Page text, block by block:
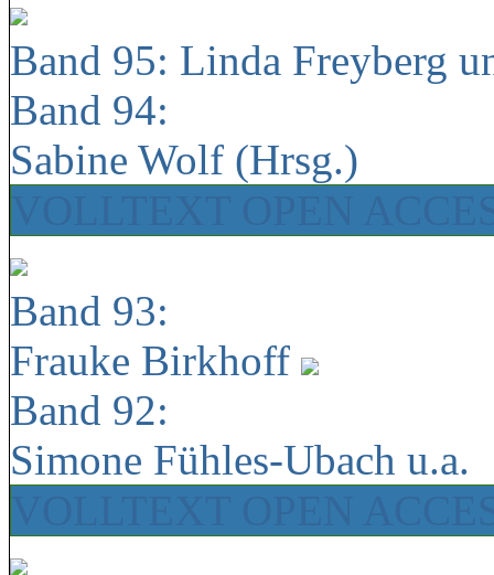
Band 95: Linda Freyberg
Band 94:
Sabine Wolf (Hrsg.)
Band 93:
Frauke Birkhoff
Band 92:
Simone Fühles-Ubach u.a.